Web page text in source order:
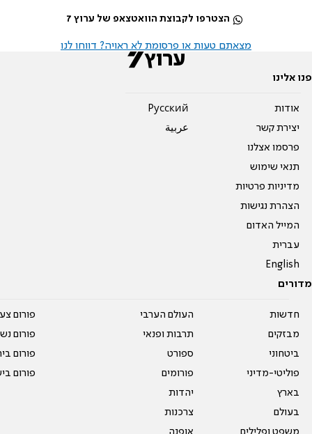
הצטרפו לקבוצת הוואטצאפ של ערוץ 7
מצאתם טעות או פרסומת לא ראויה? דווחו לנו
פנו אלינו
אודות
יצירת קשר
פרסמו אצלנו
תנאי שימוש
מדיניות פרטיות
הצהרת נגישות
המייל האדום
עברית
English
Pусский
عربية
מדורים
חדשות
מבזקים
ביטחוני
פוליטי-מדיני
בארץ
בעולם
משפט ופלילים
העולם הערבי
תרבות ופנאי
ספורט
פורומים
יהדות
צרכנות
אופנה
פורום
פורום
פורום
פורום